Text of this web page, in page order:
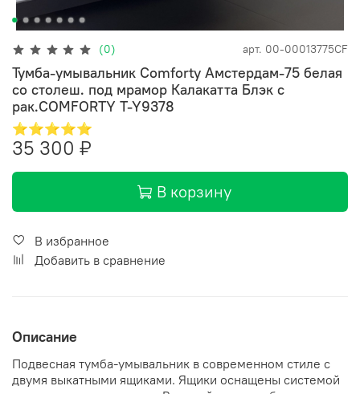
(0) арт. 00-00013775CF
Тумба-умывальник Comforty Амстердам-75 белая
со столеш. под мрамор Калакатта Блэк с
рак.COMFORTY T-Y9378
⭐⭐⭐⭐⭐
35 300 ₽
В корзину
В избранное
Добавить в сравнение
Описание
Подвесная тумба-умывальник в современном стиле с
двумя выкатными ящиками. Ящики оснащены системой